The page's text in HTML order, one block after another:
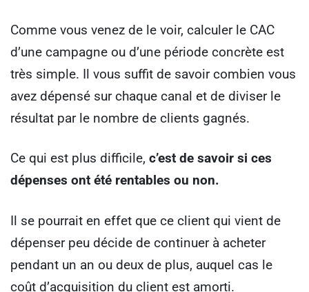
Comme vous venez de le voir, calculer le CAC
d’une campagne ou d’une période concrète est
très simple. Il vous suffit de savoir combien vous
avez dépensé sur chaque canal et de diviser le
résultat par le nombre de clients gagnés.
Ce qui est plus difficile, c’est de savoir si ces
dépenses ont été rentables ou non.
Il se pourrait en effet que ce client qui vient de
dépenser peu décide de continuer à acheter
pendant un an ou deux de plus, auquel cas le
coût d’acquisition du client est amorti.